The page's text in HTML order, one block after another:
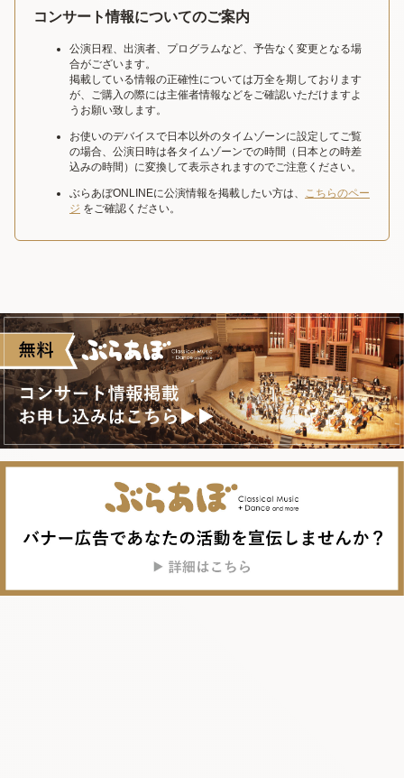
コンサート情報についてのご案内
公演日程、出演者、プログラムなど、予告なく変更となる場
合がございます。
掲載している情報の正確性については万全を期しております
が、ご購入の際には主催者情報などをご確認いただけますよ
うお願い致します。
お使いのデバイスで日本以外のタイムゾーンに設定してご覧
の場合、公演日時は各タイムゾーンでの時間（日本との時差
込みの時間）に変換して表示されますのでご注意ください。
ぶらあぼONLINEに公演情報を掲載したい方は、 こちらのペー
ジ をご確認ください。